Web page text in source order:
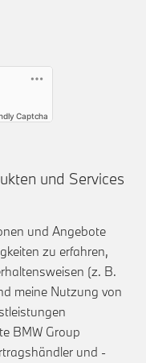
Captcha
und Services
und Angebote
zu erfahren,
(z. B.
meine Nutzung von
BMW Group
und -